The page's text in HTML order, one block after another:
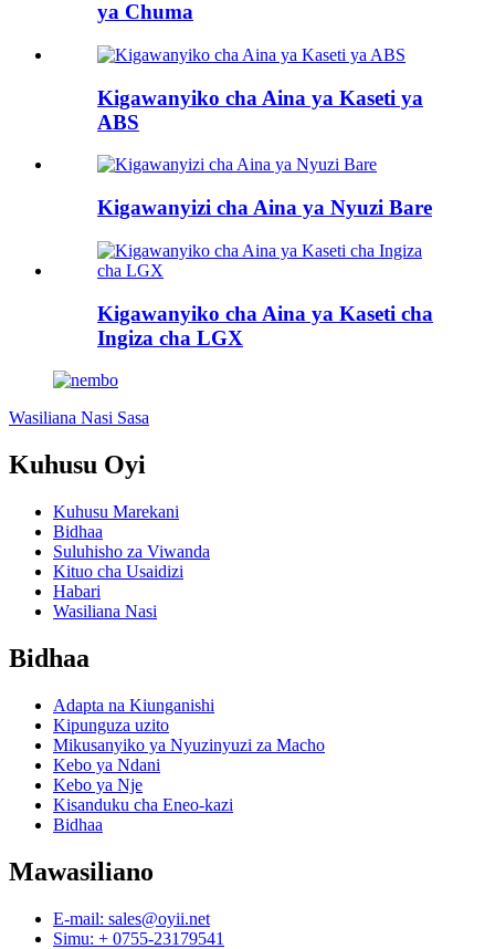
ya Chuma
Kigawanyiko cha Aina ya Kaseti ya
ABS
Kigawanyizi cha Aina ya Nyuzi Bare
Kigawanyiko cha Aina ya Kaseti cha
Ingiza cha LGX
Wasiliana Nasi Sasa
Kuhusu Oyi
Kuhusu Marekani
Bidhaa
Suluhisho za Viwanda
Kituo cha Usaidizi
Habari
Wasiliana Nasi
Bidhaa
Adapta na Kiunganishi
Kipunguza uzito
Mikusanyiko ya Nyuzinyuzi za Macho
Kebo ya Ndani
Kebo ya Nje
Kisanduku cha Eneo-kazi
Bidhaa
Mawasiliano
E-mail: sales@oyii.net
Simu: + 0755-23179541